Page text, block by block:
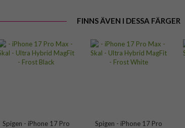
FINNS ÄVEN I DESSA FÄRGER
Spigen - iPhone 17 Pro
Spigen - iPhone 17 Pro